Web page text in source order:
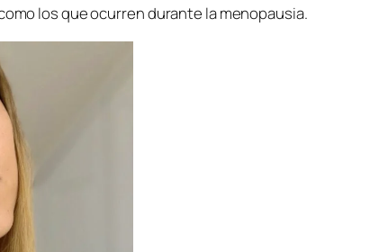
los que ocurren durante la menopausia.